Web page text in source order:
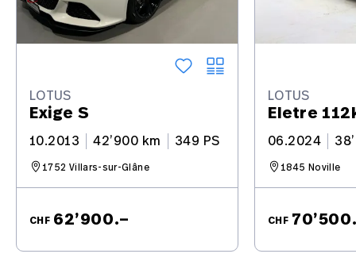
LOTUS
Exige S
10.2013 42’900 km 349 PS
1752 Villars-sur-Glâne
CHF 62’900.–
LOTUS
Eletre
06.2024
1845 Noville
CHF